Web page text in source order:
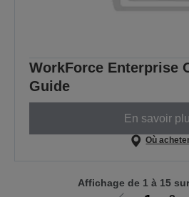
WorkForce Enterprise
Guide
En savoir
Où
Affichage de 1 à 15